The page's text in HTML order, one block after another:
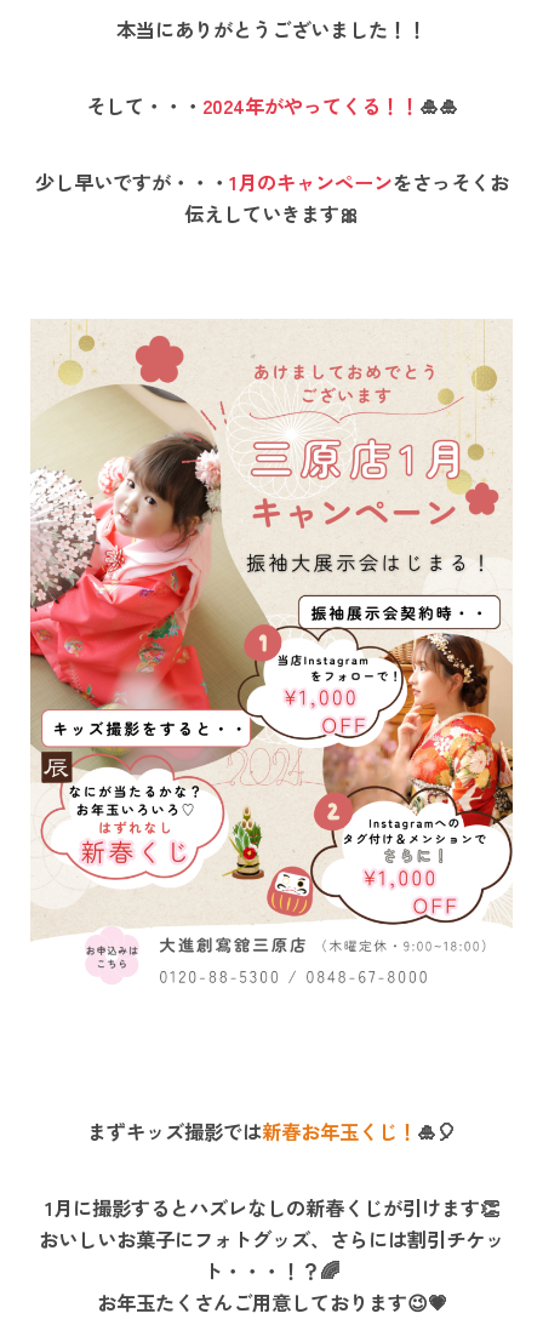
本当にありがとうございました！！
そして・・・ 2024年がやってくる！！ 🎍🎍
少し早いですが・・・ 1月のキャンペーンをさっそくお
伝えしていきます🎀
まずキッズ撮影では新春お年玉くじ！ 🎍🎈
1月に撮影するとハズレなしの新春くじが引けます👏
おいしいお菓子にフォトグッズ、さらには割引チケッ
ト・・・！？🌈
お年玉たくさんご用意しております😉💗